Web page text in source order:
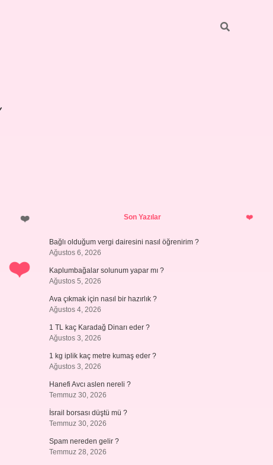
SidebarSon Yazılar
Bağlı olduğum vergi dairesini nasıl öğrenirim ?
Ağustos 6, 2026
Kaplumbağalar solunum yapar mı ?
Ağustos 5, 2026
Ava çıkmak için nasıl bir hazırlık ?
Ağustos 4, 2026
1 TL kaç Karadağ Dinarı eder ?
Ağustos 3, 2026
1 kg iplik kaç metre kumaş eder ?
Ağustos 3, 2026
Hanefi Avcı aslen nereli ?
Temmuz 30, 2026
İsrail borsası düştü mü ?
Temmuz 30, 2026
Spam nereden gelir ?
Temmuz 28, 2026